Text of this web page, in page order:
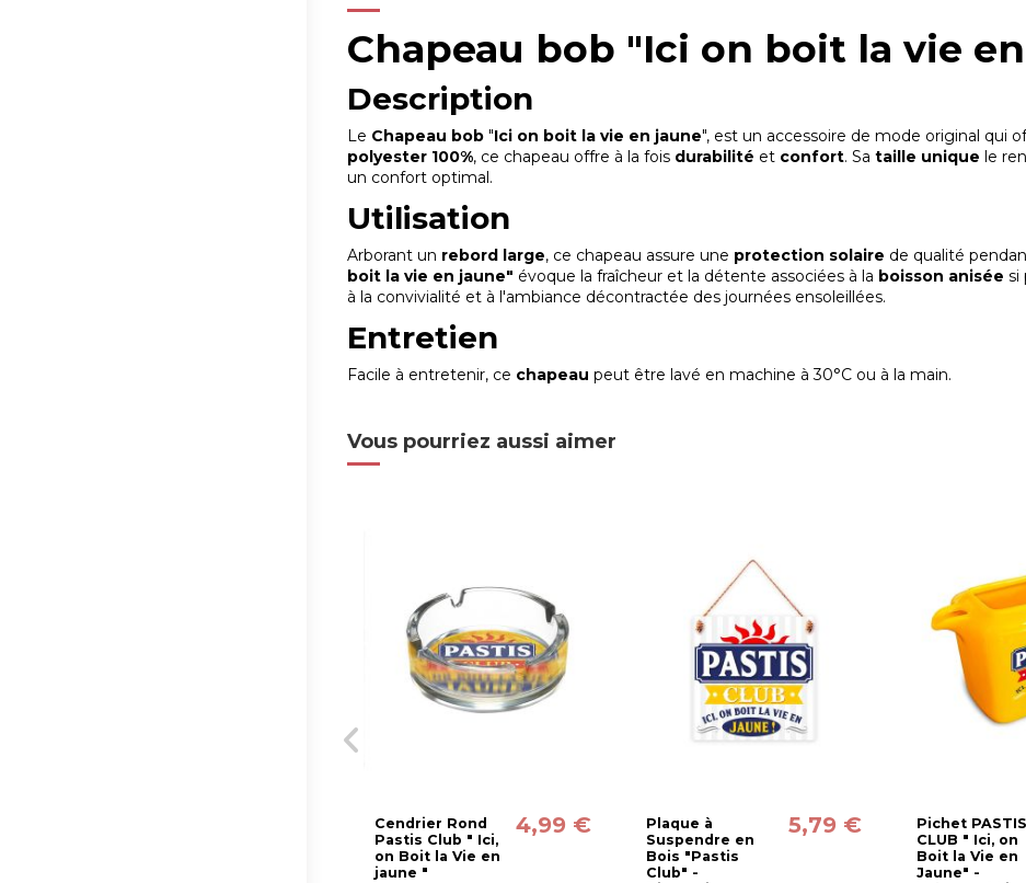
Chapeau bob "Ici on boit la vie
Description
Le Chapeau bob "Ici on boit la vie en jaune", est un accessoire de mode original qui
polyester 100%, ce chapeau offre à la fois durabilité et confort. Sataille unique le
un confort optimal.
Utilisation
Arborant un rebord large, ce chapeau assure une protection solaire de qualité
boit la vie en jaune" évoque la fraîcheur et la détente associées à la boisson anisée si
à la convivialité et à l'ambiance décontractée des journées ensoleillées.
Entretien
Facile à entretenir, ce chapeaupeut être lavé en machine à 30°C ou à la main.
Vous pourriez aussi aimer
Cendrier Rond
Pastis Club " Ici,
on Boit la Vie en
jaune "
4,99 €
Plaque à
Suspendre en
Bois "Pastis
Club" -
5,79 €
Pichet PASTIS
CLUB " Ici, on
Boit la Vie en
Jaune" -